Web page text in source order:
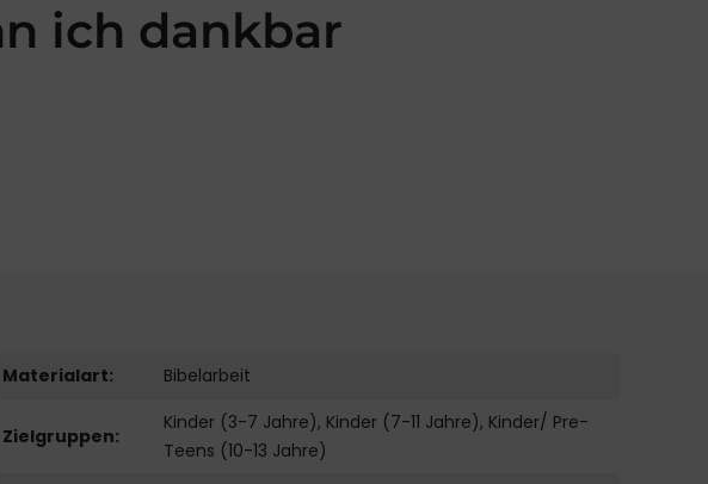
ich dankbar
Materialart: Bibelarbeit
Zielgruppen:
Kinder (3-7 Jahre), Kinder (7-11 Jahre), Kinder/ Pre-
Teens (10-13 Jahre)